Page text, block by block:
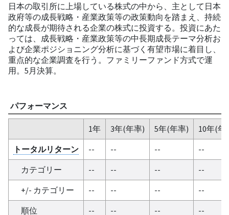
日本の取引所に上場している株式の中から、主として日本
政府等の成長戦略・産業政策等の政策動向を踏まえ、持続
的な成長が期待される企業の株式に投資する。投資にあた
っては、成長戦略・産業政策等の中長期成長テーマ分析お
よび企業ポジショニング分析に基づく有望市場に着目し、
重点的な企業調査を行う。ファミリーファンド方式で運
用。5月決算。
パフォーマンス
1年 3年(年率) 5年(年率)
10年(年
トータルリターン
-- -- --
--
カテゴリー
-- -- --
--
+/- カテゴリー
-- -- --
--
順位
-- -- --
--